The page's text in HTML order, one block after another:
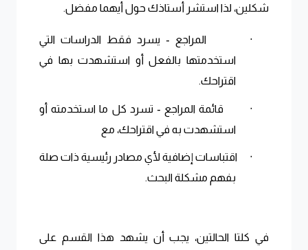
شكلين، لذا استشر أستاذك حول أيهما مفضل.
·
المراجع - يسرد فقط الدراسات التي
استخدمتها بالفعل أو استشهدت بها في
اقتراحك.
·
قائمة المراجع - تسرد كل ما استخدمته أو
استشهدت به في اقتراحك، مع
·
اقتباسات إضافية لأي مصادر رئيسية ذات صلة
بفهم مشكلة البحث.
في كلتا الحالتين، يجب أن يشهد هذا القسم على